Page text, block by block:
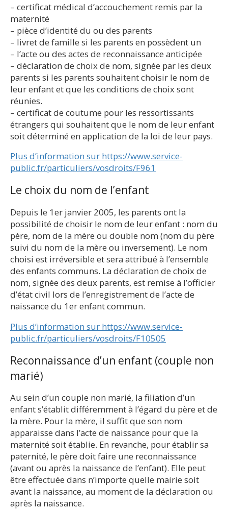
– certificat médical d’accouchement remis par la
maternité
– pièce d’identité du ou des parents
– livret de famille si les parents en possèdent un
– l’acte ou des actes de reconnaissance anticipée
– déclaration de choix de nom, signée par les deux
parents si les parents souhaitent choisir le nom de
leur enfant et que les conditions de choix sont
réunies.
– certificat de coutume pour les ressortissants
étrangers qui souhaitent que le nom de leur enfant
soit déterminé en application de la loi de leur pays.
Plus d’information sur https://www.service-
public.fr/particuliers/vosdroits/F961
Le choix du nom de l’enfant
Depuis le 1er janvier 2005, les parents ont la
possibilité de choisir le nom de leur enfant : nom du
père, nom de la mère ou double nom (nom du père
suivi du nom de la mère ou inversement). Le nom
choisi est irréversible et sera attribué à l’ensemble
des enfants communs. La déclaration de choix de
nom, signée des deux parents, est remise à l’officier
d’état civil lors de l’enregistrement de l’acte de
naissance du 1er enfant commun.
Plus d’information sur https://www.service-
public.fr/particuliers/vosdroits/F10505
Reconnaissance d’un enfant (couple non
marié)
Au sein d’un couple non marié, la filiation d’un
enfant s’établit différemment à l’égard du père et de
la mère. Pour la mère, il suffit que son nom
apparaisse dans l’acte de naissance pour que la
maternité soit établie. En revanche, pour établir sa
paternité, le père doit faire une reconnaissance
(avant ou après la naissance de l’enfant). Elle peut
être effectuée dans n’importe quelle mairie soit
avant la naissance, au moment de la déclaration ou
après la naissance.